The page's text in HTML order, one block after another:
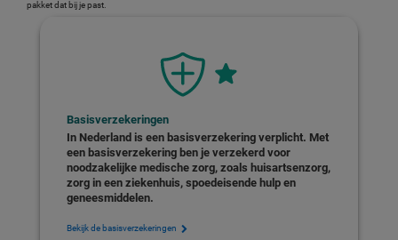
pakket dat bij je past.
Basisverzekeringen
In Nederland is een basisverzekering verplicht. Met
een basisverzekering ben je verzekerd voor
noodzakelijke medische zorg, zoals huisartsenzorg,
zorg in een ziekenhuis, spoedeisende hulp en
geneesmiddelen.
Bekijk de basisverzekeringen